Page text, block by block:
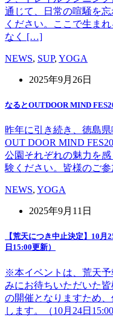
通じて、日常の喧騒を
ください。ここで生ま
なく […]
NEWS, SUP, YOGA
2025年9月26日
なるとOUTDOOR MIND
昨年に引き続き、徳島
OUT DOOR MIND
公園それぞれの魅力を
験ください。皆様のご
NEWS, YOGA
2025年9月11日
【荒天につき中止決定】10
日15:00更新）
※本イベントは、荒天予
みにお待ちいただいた
の開催となりますため
します。（10月24日